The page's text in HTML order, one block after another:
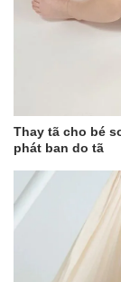
THÔNG TIN CHI
Siêu Thấm:
Thay tã cho bé
phát ban do tã